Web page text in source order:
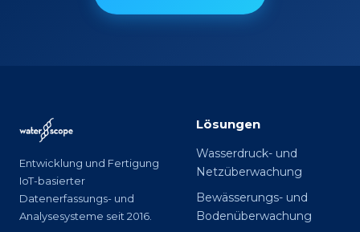
Entwicklung und Fertigung
IoT-basierter
Datenerfassungs- und
Analysesysteme seit 2016.
Lösungen
Wasserdruck- und
Netzüberwachung
Bewässerungs- und
Bodenüberwachung